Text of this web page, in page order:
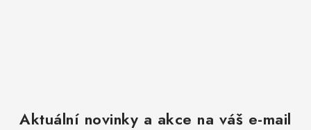
Aktuální novinky a akce na váš e-mail